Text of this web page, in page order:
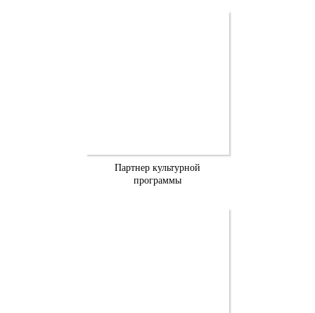
Партнер культурной
программы